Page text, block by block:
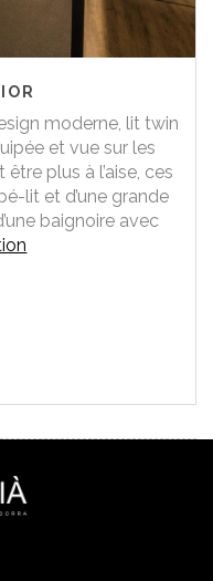
moderne, lit twin
et vue sur les
plus à l’aise, ces
lit et d’une grande
baignoire avec